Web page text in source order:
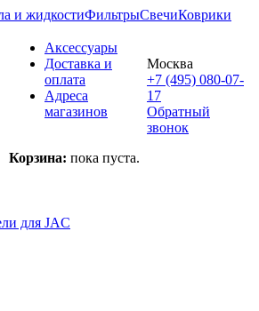
и жидкостиФильтрыСвечиКоврики
Аксессуары
Доставка и
оплата
Адреса
магазинов
Корзина: пока пуста.
Москва
+7 (495) 080-07-
17
Обратный
звонок
для JAC